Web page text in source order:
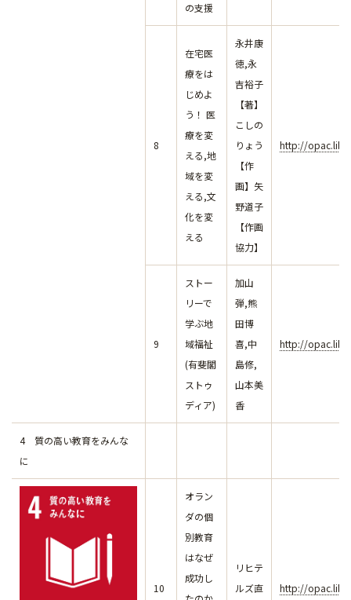
の支援
8
在宅医
療をは
じめよ
う！ 医
療を変
える,地
域を変
える,文
化を変
える
永井康
徳,永
吉裕子
【著】
こしの
りょう
【作
画】矢
野道子
【作画
協力】
http://
9
ストー
リーで
学ぶ地
域福祉
(有斐閣
ストゥ
ディア)
加山
弾,熊
田博
喜,中
島修,
山本美
香
http://
4 質の高い教育をみんな
に
10
オラン
ダの個
別教育
はなぜ
成功し
リヒテ
ルズ直
http://